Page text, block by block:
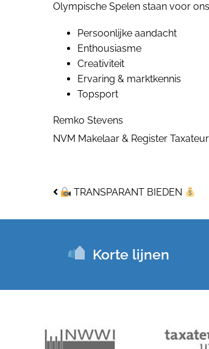
Olympische Spelen staan voor
Persoonlijke aandacht
Enthousiasme
Creativiteit
Ervaring & marktkennis
Topsport
Remko Stevens
NVM Makelaar & Register Taxateur
Bericht navigatie
TRANSPARANT BIEDEN
Korte lijnen